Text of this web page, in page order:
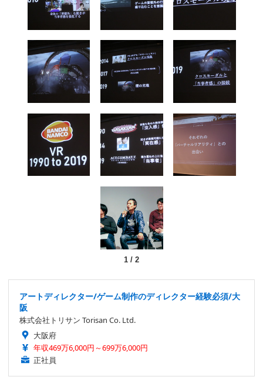
1/ 2
アートディレクター/ゲーム制作のディレクター経験必須/大
阪
株式会社トリサン Torisan Co. Ltd.
大阪府
年収469万6,000円～699万6,000円
正社員